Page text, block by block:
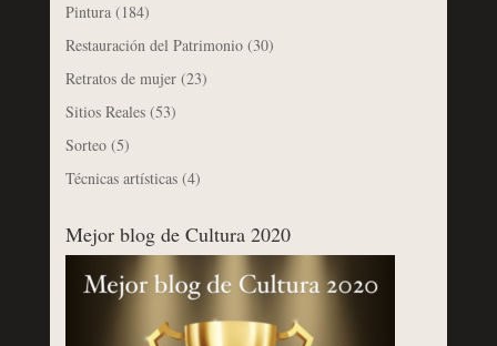
Pintura(184)
Restauración del Patrimonio(30)
Retratos de mujer(23)
Sitios Reales(53)
Sorteo(5)
Técnicas artísticas(4)
Mejor blog de Cultura 2020